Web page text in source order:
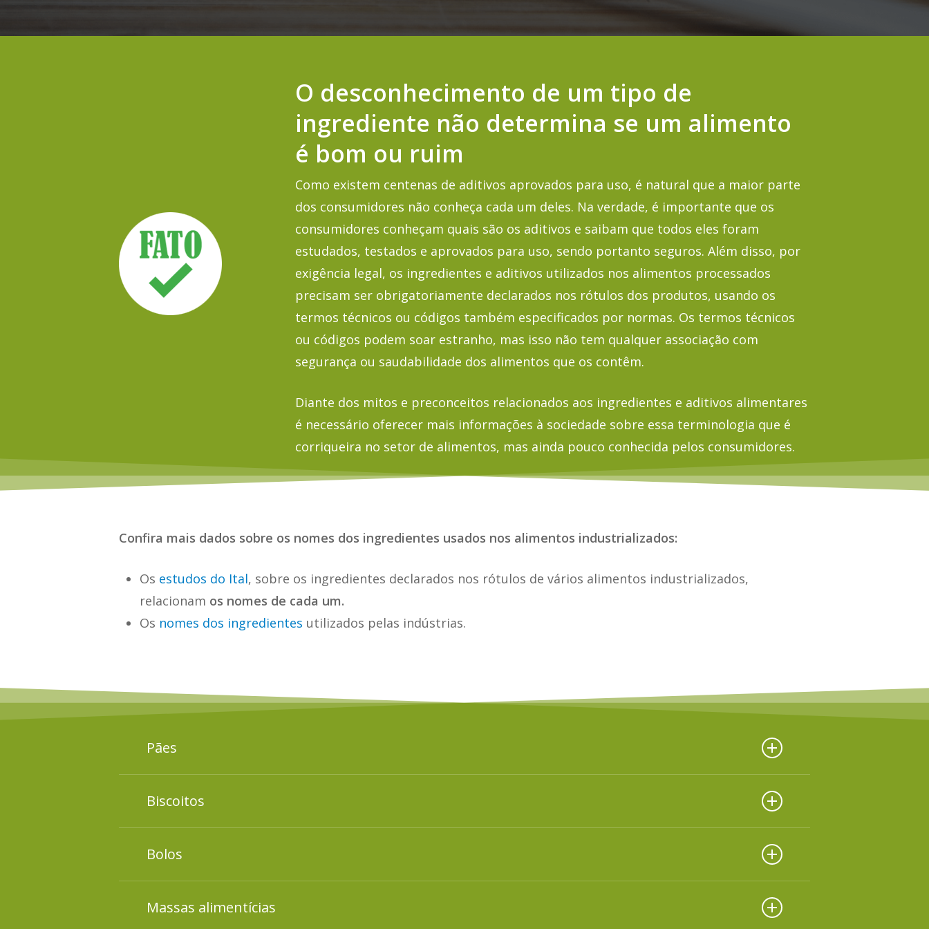
O desconhecimento de um tipo de
ingrediente não determina se um alimento
é bom ou ruim
Como existem centenas de aditivos aprovados para uso, é natural que a maior parte
dos consumidores não conheça cada um deles. Na verdade, é importante que os
consumidores conheçam quais são os aditivos e saibam que todos eles foram
estudados, testados e aprovados para uso, sendo portanto seguros. Além disso, por
exigência legal, os ingredientes e aditivos utilizados nos alimentos processados
precisam ser obrigatoriamente declarados nos rótulos dos produtos, usando os
termos técnicos ou códigos também especificados por normas. Os termos técnicos
ou códigos podem soar estranho, mas isso não tem qualquer associação com
segurança ou saudabilidade dos alimentos que os contêm.
Diante dos mitos e preconceitos relacionados aos ingredientes e aditivos alimentares
é necessário oferecer mais informações à sociedade sobre essa terminologia que é
corriqueira no setor de alimentos, mas ainda pouco conhecida pelos consumidores.
Confira mais dados sobre os nomes dos ingredientes usados nos alimentos industrializados:
Os estudos do Ital, sobre os ingredientes declarados nos rótulos de vários alimentos industrializados,
relacionam os nomes de cada um.
Os nomes dos ingredientes utilizados pelas indústrias.
Pães
Biscoitos
Bolos
Massas alimentícias